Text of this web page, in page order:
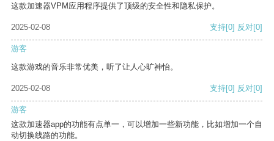
这款加速器VPM应用程序提供了顶级的安全性和隐私保护。
2025-02-08 支持[0] 反对[0]
游客
这款游戏的音乐非常优美，听了让人心旷神怡。
2025-02-08 支持[0] 反对[0]
游客
这款加速器app的功能有点单一，可以增加一些新功能，比如增加一个自
动切换线路的功能。